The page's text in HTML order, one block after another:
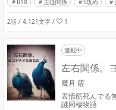
R18 主従関係 S攻め
2話 / 4,121文字 / 1
連載中
左右関係。
魔月 霰
表情筋死んでる
謎同棲物語